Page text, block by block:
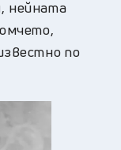
нейната
по